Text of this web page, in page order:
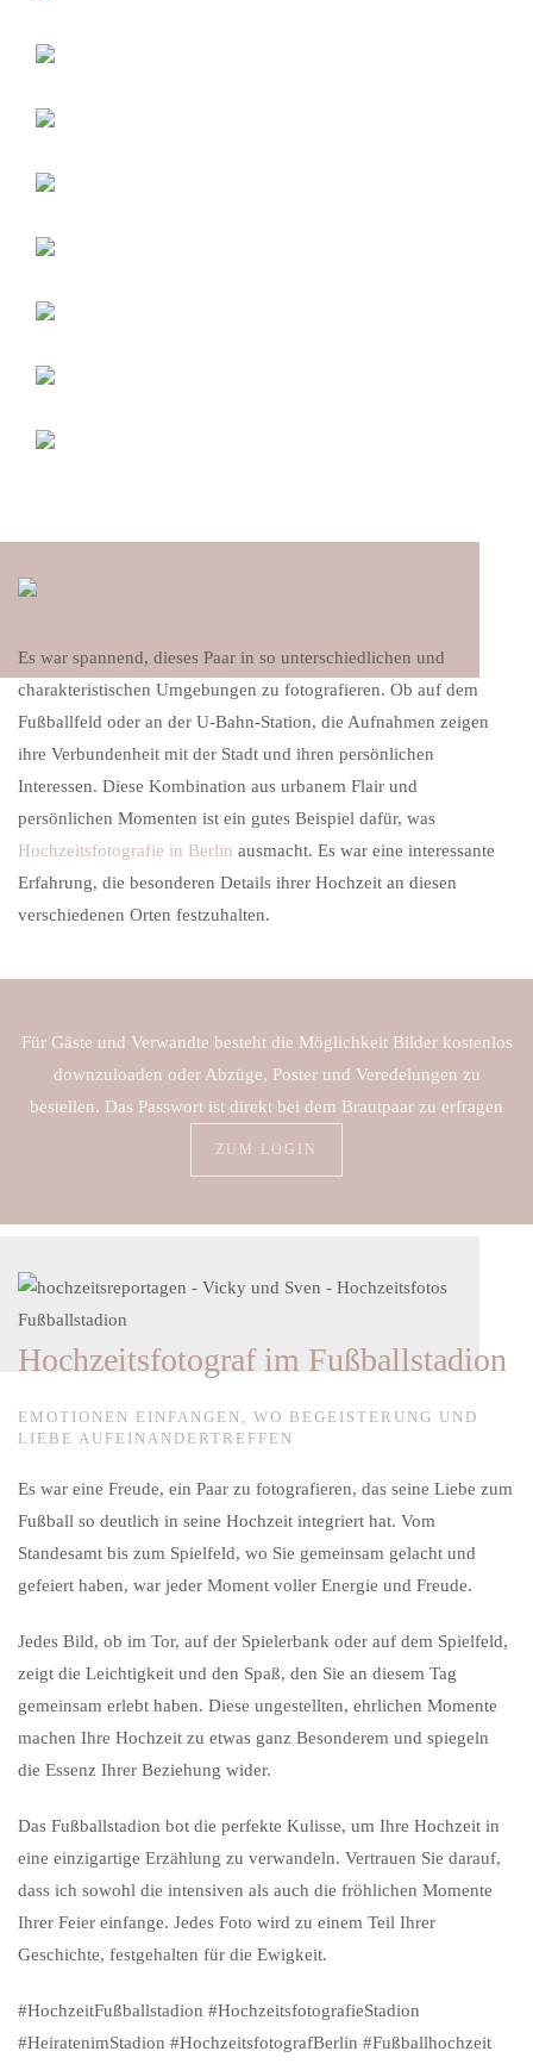
Es war spannend, dieses Paar in so unterschiedlichen und
charakteristischen Umgebungen zu fotografieren. Ob auf dem
Fußballfeld oder an der U-Bahn-Station, die Aufnahmen zeigen
ihre Verbundenheit mit der Stadt und ihren persönlichen
Interessen. Diese Kombination aus urbanem Flair und
persönlichen Momenten ist ein gutes Beispiel dafür, was
Hochzeitsfotografie in Berlin ausmacht. Es war eine interessante
Erfahrung, die besonderen Details ihrer Hochzeit an diesen
verschiedenen Orten festzuhalten.
Für Gäste und Verwandte besteht die Möglichkeit Bilder kostenlos
downzuloaden oder Abzüge, Poster und Veredelungen zu
bestellen. Das Passwort ist direkt bei dem Brautpaar zu erfragen
ZUM LOGIN
Hochzeitsfotograf im Fußballstadion
EMOTIONEN EINFANGEN, WO BEGEISTERUNG UND
LIEBE AUFEINANDERTREFFEN
Es war eine Freude, ein Paar zu fotografieren, das seine Liebe zum
Fußball so deutlich in seine Hochzeit integriert hat. Vom
Standesamt bis zum Spielfeld, wo Sie gemeinsam gelacht und
gefeiert haben, war jeder Moment voller Energie und Freude.
Jedes Bild, ob im Tor, auf der Spielerbank oder auf dem Spielfeld,
zeigt die Leichtigkeit und den Spaß, den Sie an diesem Tag
gemeinsam erlebt haben. Diese ungestellten, ehrlichen Momente
machen Ihre Hochzeit zu etwas ganz Besonderem und spiegeln
die Essenz Ihrer Beziehung wider.
Das Fußballstadion bot die perfekte Kulisse, um Ihre Hochzeit in
eine einzigartige Erzählung zu verwandeln. Vertrauen Sie darauf,
dass ich sowohl die intensiven als auch die fröhlichen Momente
Ihrer Feier einfange. Jedes Foto wird zu einem Teil Ihrer
Geschichte, festgehalten für die Ewigkeit.
#HochzeitFußballstadion #HochzeitsfotografieStadion
#HeiratenimStadion #HochzeitsfotografBerlin #Fußballhochzeit